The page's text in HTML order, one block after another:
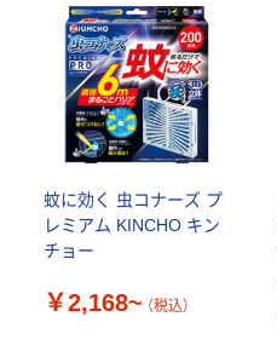
蚊に効く 虫コナーズ プ
レミアム KINCHO キン
チョー
￥2,168~ （税込）